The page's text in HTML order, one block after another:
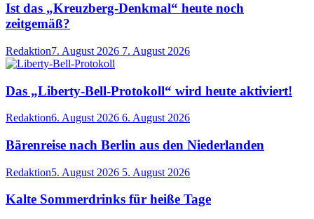
Ist das „Kreuzberg-Denkmal“ heute noch
zeitgemäß?
Redaktion7. August 2026 7. August 2026
Das „Liberty-Bell-Protokoll“ wird heute aktiviert!
Redaktion6. August 2026 6. August 2026
Bärenreise nach Berlin aus den Niederlanden
Redaktion5. August 2026 5. August 2026
Kalte Sommerdrinks für heiße Tage